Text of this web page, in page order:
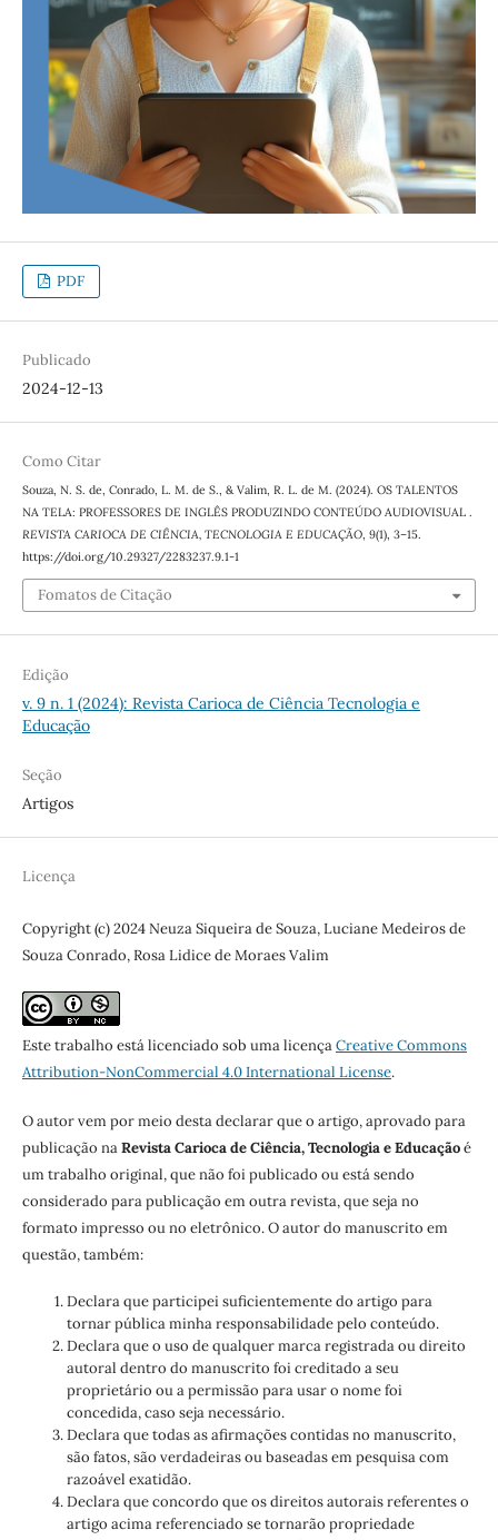
PDF
Publicado
2024-12-13
Como Citar
Souza, N. S. de, Conrado, L. M. de S., & Valim, R. L. de M. (2024). OS TALENTOS
NA TELA: PROFESSORES DE INGLÊS PRODUZINDO CONTEÚDO AUDIOVISUAL .
REVISTA CARIOCA DE CIÊNCIA, TECNOLOGIA E EDUCAÇÃO, 9(1), 3–15.
https://doi.org/10.29327/2283237.9.1-1
Fomatos de Citação
Edição
v. 9 n. 1 (2024): Revista Carioca de Ciência Tecnologia e
Educação
Seção
Artigos
Licença
Copyright (c) 2024 Neuza Siqueira de Souza, Luciane Medeiros de
Souza Conrado, Rosa Lidice de Moraes Valim
Este trabalho está licenciado sob uma licençaCreative Commons
Attribution-NonCommercial 4.0 International License.
O autor vem por meio desta declarar que o artigo, aprovado para
publicação naRevista Carioca de Ciência, Tecnologia e Educaçãoé
um trabalho original, que não foi publicado ou está sendo
considerado para publicação em outra revista, que seja no
formato impresso ou no eletrônico. O autor do manuscrito em
questão, também:
Declara que participei suficientemente do artigo para
tornar pública minha responsabilidade pelo conteúdo.
Declara que o uso de qualquer marca registrada ou direito
autoral dentro do manuscrito foi creditado a seu
proprietário ou a permissão para usar o nome foi
concedida, caso seja necessário.
Declara que todas as afirmações contidas no manuscrito,
são fatos, são verdadeiras ou baseadas em pesquisa com
razoável exatidão.
Declara que concordo que os direitos autorais referentes o
artigo acima referenciado se tornarão propriedade